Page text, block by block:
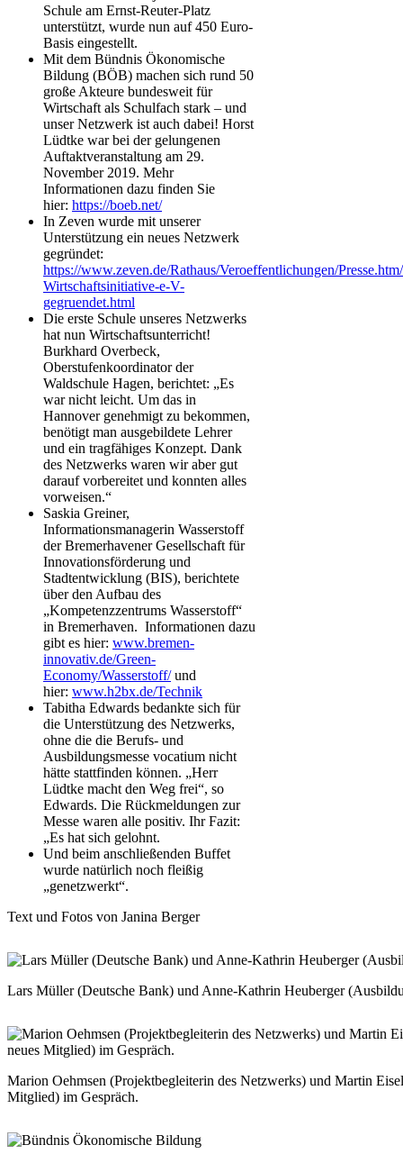
Schule am Ernst-Reuter-Platz
unterstützt, wurde nun auf 450 Euro-
Basis eingestellt.
Mit dem Bündnis Ökonomische
Bildung (BÖB) machen sich rund 50
große Akteure bundesweit für
Wirtschaft als Schulfach stark – und
unser Netzwerk ist auch dabei! Horst
Lüdtke war bei der gelungenen
Auftaktveranstaltung am 29.
November 2019. Mehr
Informationen dazu finden Sie
hier: https://boeb.net/
In Zeven wurde mit unserer
Unterstützung ein neues Netzwerk
gegründet:
https://www.zeven.de/Rathaus/Veroeffentlichungen/
Wirtschaftsinitiative-e-V-
gegruendet.html
Die erste Schule unseres Netzwerks
hat nun Wirtschaftsunterricht!
Burkhard Overbeck,
Oberstufenkoordinator der
Waldschule Hagen, berichtet: „Es
war nicht leicht. Um das in
Hannover genehmigt zu bekommen,
benötigt man ausgebildete Lehrer
und ein tragfähiges Konzept. Dank
des Netzwerks waren wir aber gut
darauf vorbereitet und konnten alles
vorweisen.“
Saskia Greiner,
Informationsmanagerin Wasserstoff
der Bremerhavener Gesellschaft für
Innovationsförderung und
Stadtentwicklung (BIS), berichtete
über den Aufbau des
„Kompetenzzentrums Wasserstoff“
in Bremerhaven. Informationen dazu
gibt es hier: www.bremen-
innovativ.de/Green-
Economy/Wasserstoff/und
hier: www.h2bx.de/Technik
Tabitha Edwards bedankte sich für
die Unterstützung des Netzwerks,
ohne die die Berufs- und
Ausbildungsmesse vocatium nicht
hätte stattfinden können. „Herr
Lüdtke macht den Weg frei“, so
Edwards. Die Rückmeldungen zur
Messe waren alle positiv. Ihr Fazit:
„Es hat sich gelohnt.
Und beim anschließenden Buffet
wurde natürlich noch fleißig
„genetzwerkt“.
Text und Fotos von Janina Berger
Lars Müller (Deutsche Bank) und Anne-Kathrin Heuberger
Marion Oehmsen (Projektbegleiterin des Netzwerks) und Martin
Mitglied) im Gespräch.